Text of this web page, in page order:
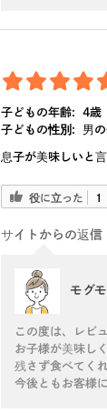
子どもの年齢:
4歳
子どもの性別:
男
息子が美味しいと
役に立った 1
サイトからの返信
モグ
この度は、レビ
お子様が美味し
残さず食べてく
今後ともお客様